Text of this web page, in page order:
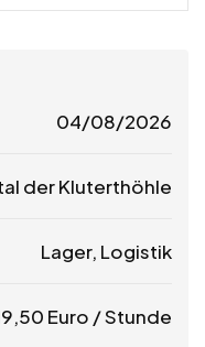
04/08/2026
der Kluterthöhle
Lager, Logistik
Euro / Stunde